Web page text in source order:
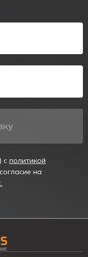
применяются
Емкость батарей
а также защиту
аккумулятора –
аккумулятором
потолки, потолки из
освещения путей
с политикой
на